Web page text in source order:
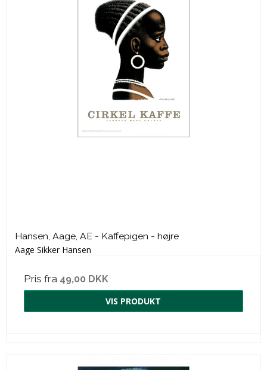
Hansen, Aage, AE - Kaffepigen - højre
Aage Sikker Hansen
Pris fra 49,00 DKK
VIS PRODUKT